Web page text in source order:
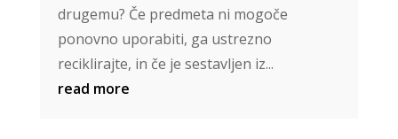
drugemu? Če predmeta ni mogoče
ponovno uporabiti, ga ustrezno
reciklirajte, in če je sestavljen iz...
read more